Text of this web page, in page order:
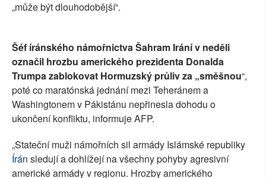
„může být dlouhodobější“.
Šéf íránského námořnictva Šahram Irání v neděli
označil hrozbu amerického prezidenta Donalda
Trumpa zablokovat Hormuzský průliv za „směšnou“,
poté co maratónská jednání mezi Teheránem a
Washingtonem v Pákistánu nepřinesla dohodu o
ukončení konfliktu, informuje AFP.
„Stateční muži námořních sil armády Islámské republiky
Írán sledují a dohlížejí na všechny pohyby agresivní
americké armády v regionu. Hrozby amerického